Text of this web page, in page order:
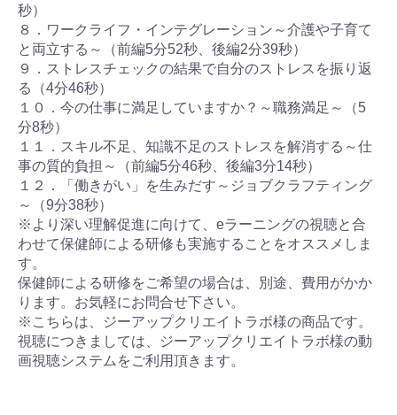
秒）
８．ワークライフ・インテグレーション～介護や子育て
と両立する～（前編5分52秒、後編2分39秒）
９．ストレスチェックの結果で自分のストレスを振り返
る（4分46秒）
１０．今の仕事に満足していますか？～職務満足～（5
分8秒）
１１．スキル不足、知識不足のストレスを解消する～仕
事の質的負担～（前編5分46秒、後編3分14秒）
１２．「働きがい」を生みだす～ジョブクラフティング
～（9分38秒）
※より深い理解促進に向けて、eラーニングの視聴と合
わせて保健師による研修も実施することをオススメしま
す。
保健師による研修をご希望の場合は、別途、費用がかか
ります。お気軽にお問合せ下さい。
※こちらは、ジーアップクリエイトラボ様の商品です。
視聴につきましては、ジーアップクリエイトラボ様の動
画視聴システムをご利用頂きます。